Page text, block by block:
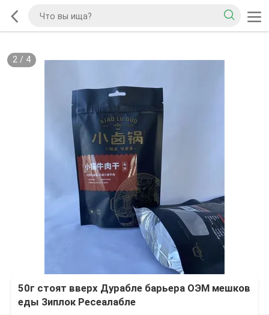
2/ 4
50г стоят вверх Дурабле барьера ОЭМ мешков
еды Зиплок Ресеалабле